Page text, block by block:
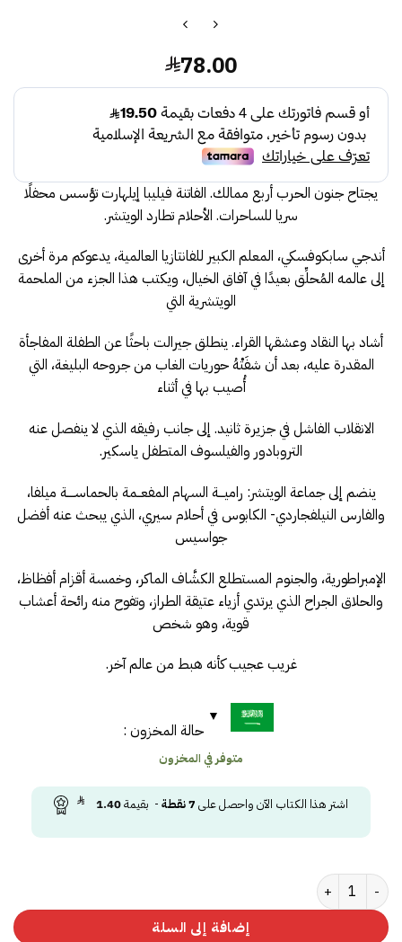
78.00
يجتاح جنون الحرب أربع ممالك. الفاتنة فيليبا إيلهارت تؤسس محفلًا
سريا للساحرات. الأحلام تطارد الويتشر.
أندجي سابكوفسكي، المعلم الكبير للفانتازيا العالمية، يدعوكم مرة أخرى
إلى عالمه المُحلِّق بعيدًا في آفاق الخيال، ويكتب هذا الجزء من الملحمة
الويتشرية التي
أشاد بها النقاد وعشقها القراء. ينطلق جيرالت باحثًا عن الطفلة المفاجأة
المقدرة عليه، بعد أن شفَتْهُ حوريات الغاب من جروحه البليغة، التي
أُصيب بها في أثناء
الانقلاب الفاشل في جزيرة ثانيد. إلى جانب رفيقه الذي لا ينفصل عنه
التروبادور والفيلسوف المتطفل ياسكير.
ينضم إلى جماعة الويتشر: راميـــة السهام المفعــمة بالحماســــة ميلفا،
والفارس النيلفجاردي- الكابوس في أحلام سيري، الذي يبحث عنه أفضل
جواسيس
الإمبراطورية، والجنوم المستطلع الكشَّاف الماكر، وخمسة أقزام أفظاظ،
والحلاق الجراح الذي يرتدي أزياء عتيقة الطراز، وتفوح منه رائحة أعشاب
قوية، وهو شخص
غريب عجيب كأنه هبط من عالم آخر.
حالة المخزون :
متوفر في المخزون
اشتر هذا الكتاب الآن واحصل على 7نقطة- بقيمة1.40
كمية الويتشر ج 5 - معمودية النار
إضافة إلى السلة